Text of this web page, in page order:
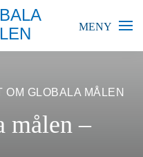
MENY
BÄTTRE?
OM GLOBALA MÅLEN
målen –